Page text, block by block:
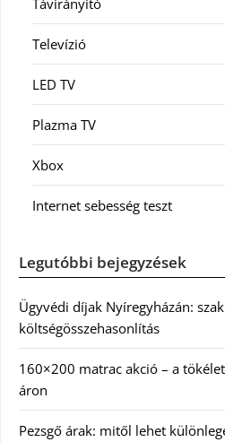
Távirányító
Televízió
LED TV
Plazma TV
Xbox
Internet sebesség teszt
Legutóbbi bejegyzések
Ügyvédi díjak Nyíregyházán:
költségösszehasonlítás
160×200 matrac akció – a
áron
Pezsgő árak: mitől lehet